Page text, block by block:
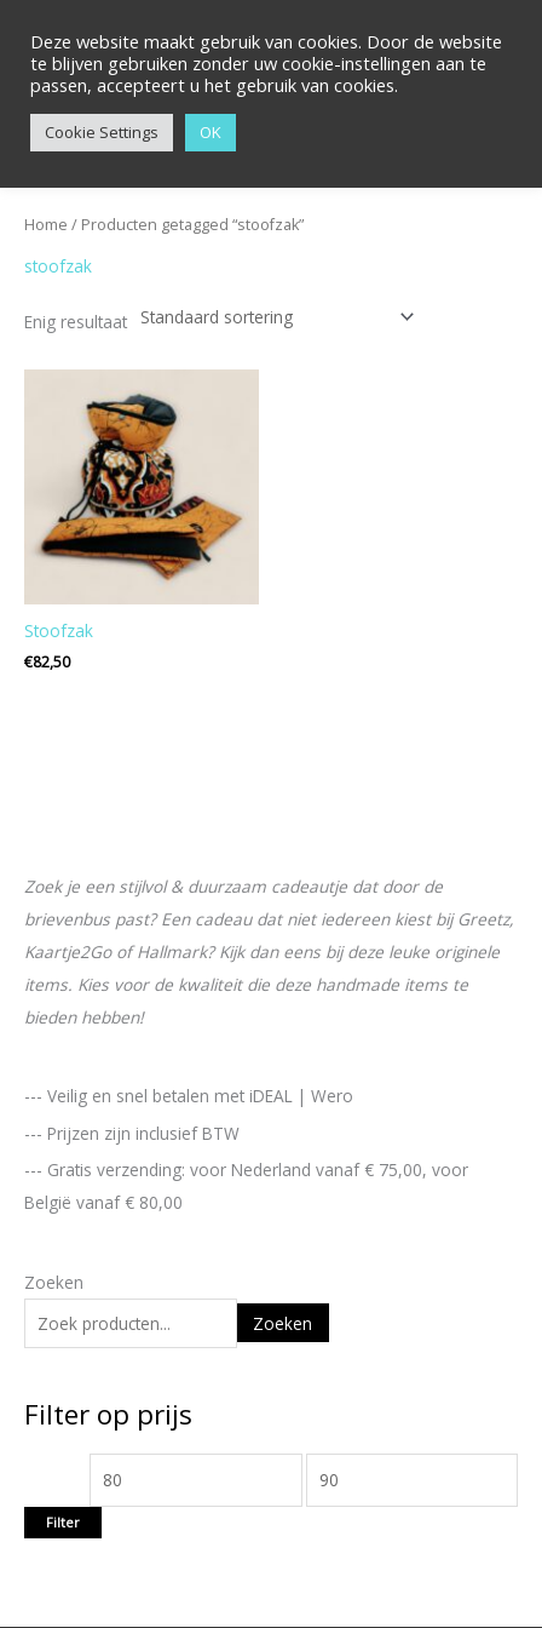
naar
inhoud
Zoeken
Zoek je een stijlvol & duurzaam cadeautje dat door de
brievenbus past? Een cadeau dat niet iedereen kiest bij Greetz,
Kaartje2Go of Hallmark? Kijk dan eens bij deze leuke originele
items. Kies voor de kwaliteit die deze handmade items te
bieden hebben!
--- Veilig en snel betalen met iDEAL | Wero
--- Prijzen zijn inclusief BTW
--- Gratis verzending: voor Nederland vanaf € 75,00, voor
België vanaf € 80,00
Zoeken
Zoeken
Filter op prijs
M
i
n
.
p
M
a
x
.
Filter
Home / Producten getagged “stoofzak”
stoofzak
Enig resultaat
Stoofzak
€82,50
Deze website maakt gebruik van cookies. Door de website
te blijven gebruiken zonder uw cookie-instellingen aan te
passen, accepteert u het gebruik van cookies.
Cookie Settings OK